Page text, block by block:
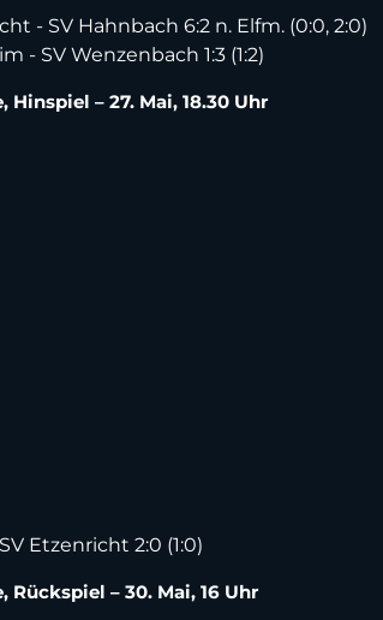
- SV Hahnbach 6:2 n. Elfm. (0:0, 2:0)
- SV Wenzenbach 1:3 (1:2)
Hinspiel – 27. Mai, 18.30 Uhr
Etzenricht 2:0 (1:0)
Rückspiel – 30. Mai, 16 Uhr